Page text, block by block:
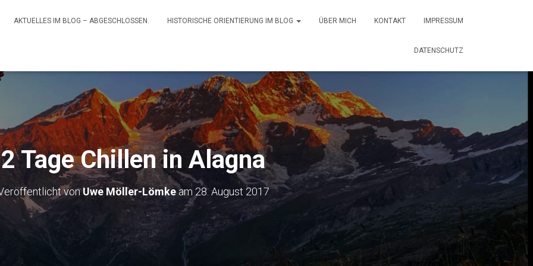
AKTUELLES IM BLOG – ABGESCHLOSSEN. HISTORISCHE ORIENTIERUNG IM BLOG ÜBER MICH KONTAKT IMPRESSUM
DATENSCHUTZ
2 Tage Chillen in Alagna
vonUwe Möller-Lömkeam 28. August 2017